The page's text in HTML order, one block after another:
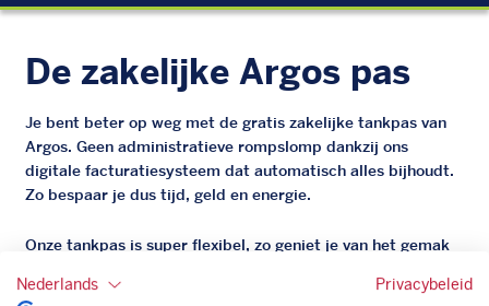
De zakelijke Argos pas
Je bent beter op weg met de gratis zakelijke tankpas van
Argos. Geen administratieve rompslomp dankzij ons
digitale facturatiesysteem dat automatisch alles bijhoudt.
Zo bespaar je dus tijd, geld en energie.
Onze tankpas is super flexibel, zo geniet je van het gemak
bepaal je zelf of er wel of geen andere producten dan
Nederlands Privacybeleid